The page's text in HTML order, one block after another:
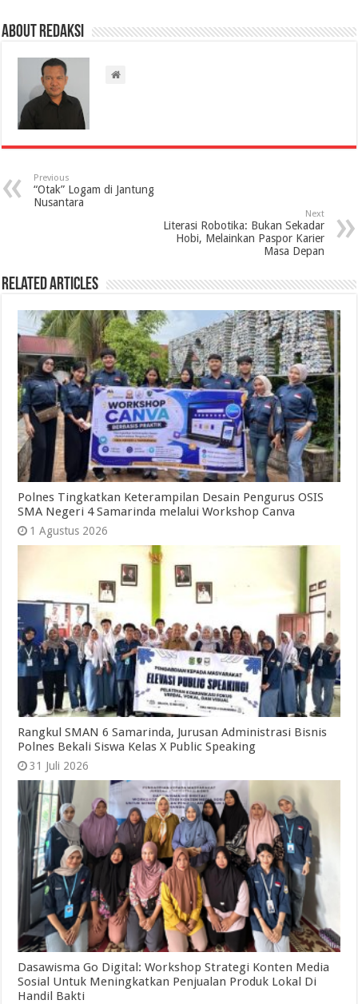
About Redaksi
Previous
“Otak” Logam di Jantung
Nusantara
Next
Literasi Robotika: Bukan Sekadar
Hobi, Melainkan Paspor Karier
Masa Depan
Related Articles
Polnes Tingkatkan Keterampilan Desain Pengurus OSIS
SMA Negeri 4 Samarinda melalui Workshop Canva
1 Agustus 2026
Rangkul SMAN 6 Samarinda, Jurusan Administrasi Bisnis
Polnes Bekali Siswa Kelas X Public Speaking
31 Juli 2026
Dasawisma Go Digital: Workshop Strategi Konten Media
Sosial Untuk Meningkatkan Penjualan Produk Lokal Di
Handil Bakti